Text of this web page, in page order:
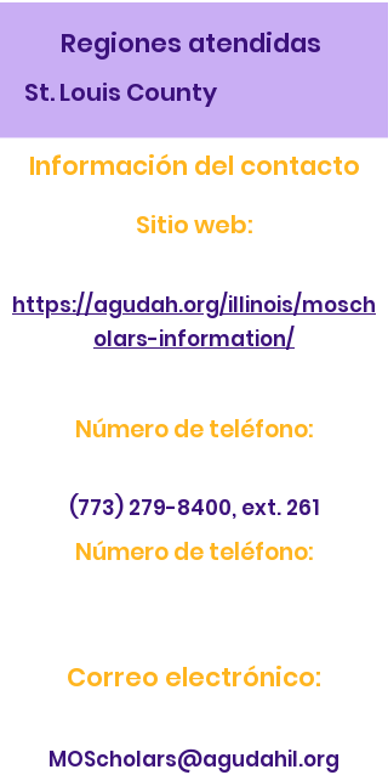
Regiones atendidas
St. Louis County
Información del contacto
Sitio web:
https://agudah.org/illinois/mosch
olars-information/
Número de teléfono:
(773) 279-8400, ext. 261
Número de teléfono:
Correo electrónico:
MOScholars@agudahil.org